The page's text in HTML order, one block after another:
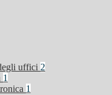
uffici 2
1
1